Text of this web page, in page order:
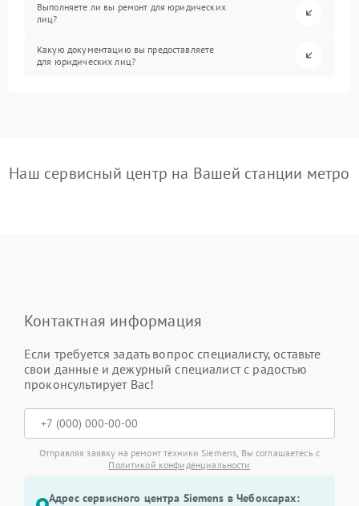
Выполняете ли вы ремонт для юридических
лиц?
Какую документацию вы предоставляете
для юридических лиц?
Наш сервисный центр на Вашей станции метро
Контактная информация
Если требуется задать вопрос специалисту, оставьте
свои данные и дежурный специалист с радостью
проконсультирует Вас!
Отправляя заявку на ремонт техники Siemens, Вы соглашаетесь с
Политикой конфиденциальности
Адрес сервисного центра Siemens в Чебоксарах: